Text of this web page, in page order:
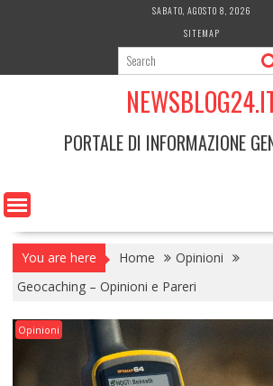
SABATO, AGOSTO 8, 2026
SITEMAP
PORTALE DI INFORMAZIONE
You are here Home
Opinioni
Geocaching – Opinioni e Pareri
Opinioni